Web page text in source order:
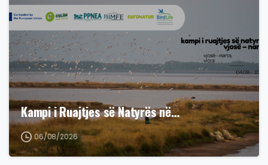
Kampi i Ruajtjes së Natyrës në…
06/08/2026